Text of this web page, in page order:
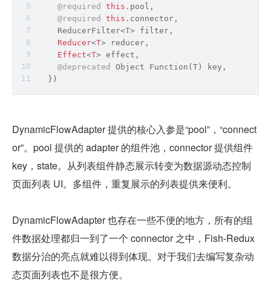
@required this .pool,
@required
this .connector,
    ReducerFilter<T>
filter ,
Reducer<T> reducer,
Effect<T> effect,
@deprecated
Object Function (T) key,
  })
DynamicFlowAdapter 提供的核心入参是“pool”，“connect
or”。pool 提供的 adapter 的组件池，connector 提供组件
key，state。从列表组件静态展示转变为数据源动态控制
页面列表 UI。多组件，重复展示的列表提供来便利。
DynamicFlowAdapter 也存在一些不便的地方，所有的组
件数据处理都归一到了一个 connector 之中，Fish-Redux
数据分治的亮点就难以得到体现。对于我们去编写复杂动
态页面列表也不是很方便。